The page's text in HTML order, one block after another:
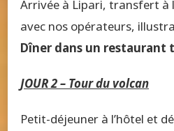
Arrivée à Lipari, transfert à
avec nos opérateurs,
Dîner dans un restaurant
JOUR 2 – Tour du volcan
Petit-déjeuner à l’hôtel et